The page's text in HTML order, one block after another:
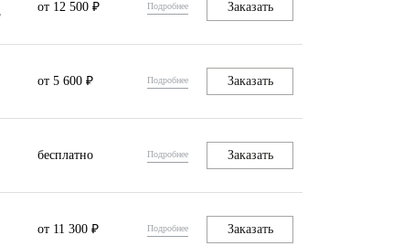
от 12 500 ₽ Подробнее Заказать
от 5 600 ₽ Подробнее Заказать
бесплатно Подробнее Заказать
от 11 300 ₽ Подробнее Заказать